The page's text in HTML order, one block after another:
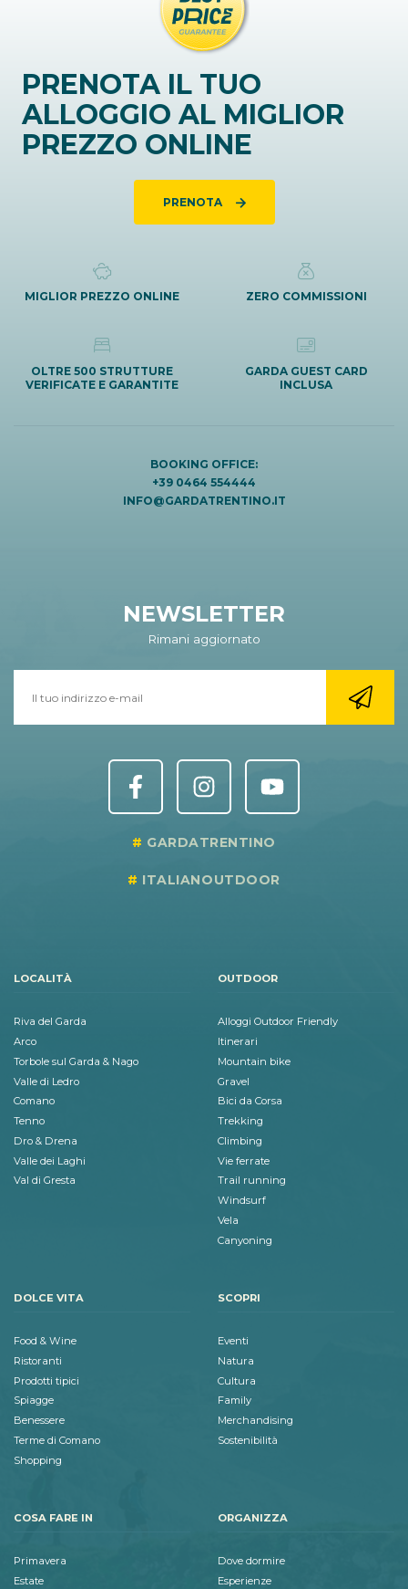
PRENOTA IL TUO
ALLOGGIO AL MIGLIOR
PREZZO ONLINE
PRENOTA
MIGLIOR PREZZO ONLINE ZERO COMMISSIONI
OLTRE 500 STRUTTURE
VERIFICATE E GARANTITE
GARDA GUEST CARD
INCLUSA
BOOKING OFFICE:
+39 0464 554444
INFO@GARDATRENTINO.IT
NEWSLETTER
Rimani aggiornato
GARDATRENTINO
ITALIANOUTDOOR
LOCALITÀ
Riva del Garda
Arco
Torbole sul Garda & Nago
Valle di Ledro
Comano
Tenno
Dro & Drena
Valle dei Laghi
Val di Gresta
OUTDOOR
Alloggi Outdoor Friendly
Itinerari
Mountain bike
Gravel
Bici da Corsa
Trekking
Climbing
Vie ferrate
Trail running
Windsurf
Vela
Canyoning
DOLCE VITA
Food & Wine
Ristoranti
Prodotti tipici
Spiagge
Benessere
Terme di Comano
Shopping
SCOPRI
Eventi
Natura
Cultura
Family
Merchandising
Sostenibilità
COSA FARE IN
Primavera
Estate
ORGANIZZA
Dove dormire
Esperienze